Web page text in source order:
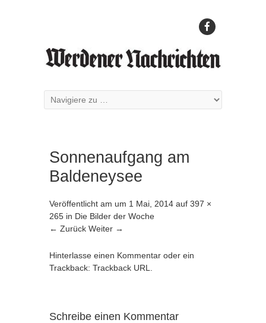
Sonnenaufgang am
Baldeneysee
Veröffentlicht am um 1 Mai, 2014 auf 397 ×
265 in Die Bilder der Woche
← Zurück Weiter →
Hinterlasse einen Kommentar oder ein
Trackback: Trackback URL
Schreibe einen Kommentar